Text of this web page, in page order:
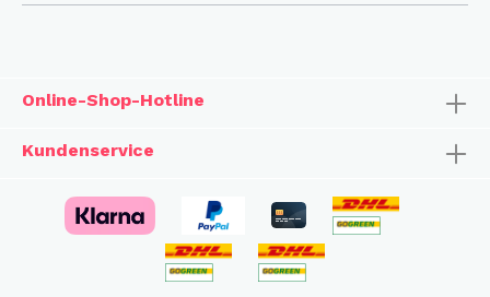
Online-Shop-Hotline
Kundenservice